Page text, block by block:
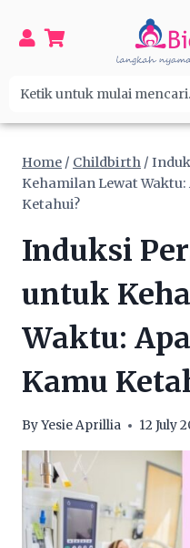
Home / Childbirth /
Kehamilan Lewat
Ketahui?
Induksi
untuk
Waktu:
Kamu
ByYesie Aprillia 12 July